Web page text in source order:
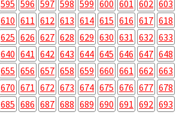
595 596 597 598 599 600 601 602 603
610 611 612 613 614 615 616 617 618
625 626 627 628 629 630 631 632 633
640 641 642 643 644 645 646 647 648
655 656 657 658 659 660 661 662 663
670 671 672 673 674 675 676 677 678
685 686 687 688 689 690 691 692 693